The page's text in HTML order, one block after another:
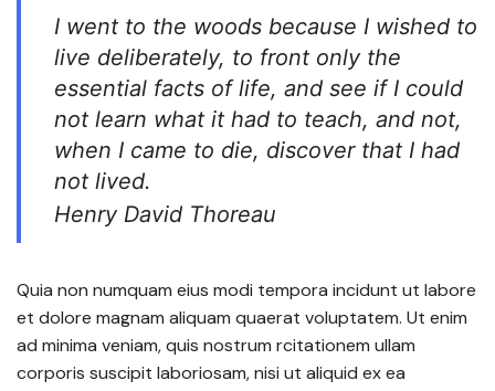
I went to the woods because I wished to
live deliberately, to front only the
essential facts of life, and see if I could
not learn what it had to teach, and not,
when I came to die, discover that I had
not lived.
Henry David Thoreau
Quia non numquam eius modi tempora incidunt ut labore
et dolore magnam aliquam quaerat voluptatem. Ut enim
ad minima veniam, quis nostrum rcitationem ullam
corporis suscipit laboriosam, nisi ut aliquid ex ea